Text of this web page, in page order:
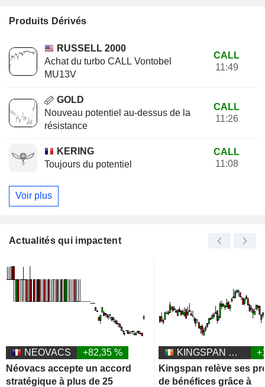
Produits Dérivés
RUSSELL 2000
Achat du turbo CALL Vontobel
MU13V
CALL
11:49
GOLD
Nouveau potentiel au-dessus de la
résistance
CALL
11:26
KERING
Toujours du potentiel
CALL
11:08
Voir plus
Actualités qui impactent
NEOVACS
+82,35 %
Néovacs accepte un accord
stratégique à plus de 25
KINGSPAN GROUP PLC
Kingspan relève ses
de bénéfices grâce à